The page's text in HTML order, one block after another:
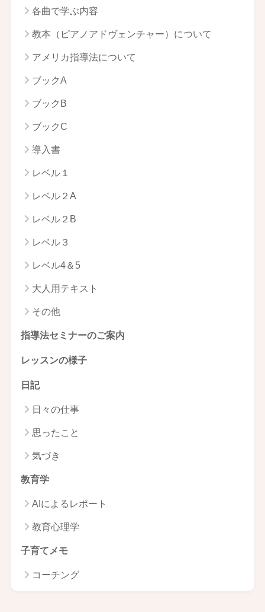
各曲で学ぶ内容
教本（ピアノアドヴェンチャー）について
アメリカ指導法について
ブックA
ブックB
ブックC
導入書
レベル１
レベル２A
レベル２B
レベル３
レベル4＆5
大人用テキスト
その他
指導法セミナーのご案内
レッスンの様子
日記
日々の仕事
思ったこと
気づき
教育学
AIによるレポート
教育心理学
子育てメモ
コーチング